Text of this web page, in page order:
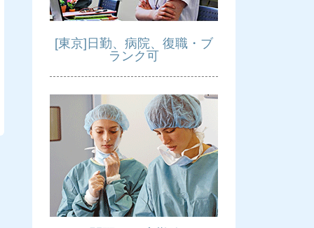
[東京]日勤、病院、復職・ブ
ランク可